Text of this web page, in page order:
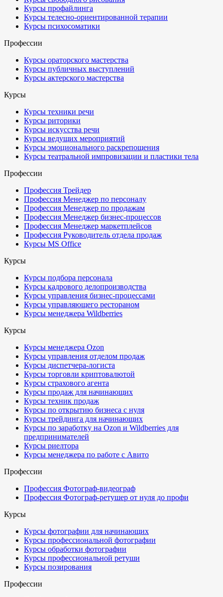
Курсы профайлинга
Курсы телесно-ориентированной терапии
Курсы психосоматики
Профессии
Курсы ораторского мастерства
Курсы публичных выступлений
Курсы актерского мастерства
Курсы
Курсы техники речи
Курсы риторики
Курсы искусства речи
Курсы ведущих мероприятий
Курсы эмоционального раскрепощения
Курсы театральной импровизации и пластики тела
Профессии
Профессия Трейдер
Профессия Менеджер по персоналу
Профессия Менеджер по продажам
Профессия Менеджер бизнес-процессов
Профессия Менеджер маркетплейсов
Профессия Руководитель отдела продаж
Курсы MS Office
Курсы
Курсы подбора персонала
Курсы кадрового делопроизводства
Курсы управления бизнес-процессами
Курсы управляющего рестораном
Курсы менеджера Wildberries
Курсы
Курсы менеджера Ozon
Курсы управления отделом продаж
Курсы диспетчера-логиста
Курсы торговли криптовалютой
Курсы страхового агента
Курсы продаж для начинающих
Курсы техник продаж
Курсы по открытию бизнеса с нуля
Курсы трейдинга для начинающих
Курсы по заработку на Ozon и Wildberries для
предпринимателей
Курсы риелтора
Курсы менеджера по работе с Авито
Профессии
Профессия Фотограф-видеограф
Профессия Фотограф-ретушер от нуля до профи
Курсы
Курсы фотографии для начинающих
Курсы профессиональной фотографии
Курсы обработки фотографии
Курсы профессиональной ретуши
Курсы позирования
Профессии